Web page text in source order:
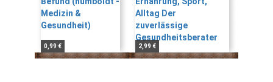
0,99 € 2,99 €